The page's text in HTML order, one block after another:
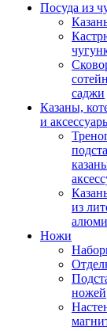
Посуда из
саджи
Казаны,
и
из
Ножи
ножей